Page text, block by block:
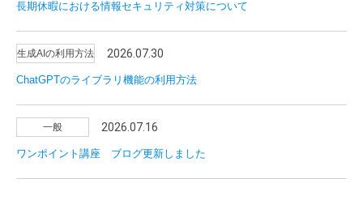
長期休暇における情報セキュリティ対策について
生成AIの利用方法 2026.07.30
ChatGPTのライブラリ機能の利用方法
一般 2026.07.16
ワンポイント講座 ブログ更新しました